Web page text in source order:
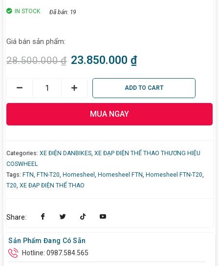
IN STOCK Đã bán: 19
Giá bán sản phẩm:
28.500.000₫ 23.850.000₫
ADD TO CART
MUA NGAY
Categories:XE ĐIỆN DANBIKES,XE ĐẠP ĐIỆN THỂ THAO THƯƠNG HIỆU
COSWHEEL
Tags:FTN,FTN-T20,Homesheel,Homesheel FTN,Homesheel FTN-T20,
T20,XE ĐẠP ĐIỆN THỂ THAO
Share:
Sản Phẩm Đang Có Sẵn
Hotline: 0987.584.565